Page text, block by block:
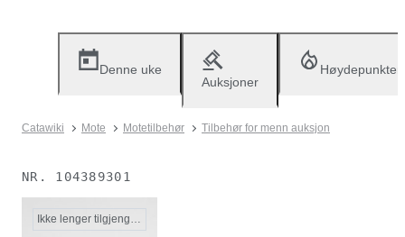
Denne uke
Auksjoner
Høydepunkter
Catawiki Mote Motetilbehør Tilbehør for menn auksjon
NR. 104389301
Ikke lenger tilgjengelig